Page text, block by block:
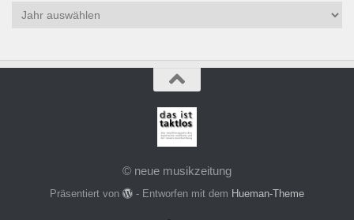
© neue musikzeitung
Präsentiert von - Entworfen mit dem Hueman-Theme